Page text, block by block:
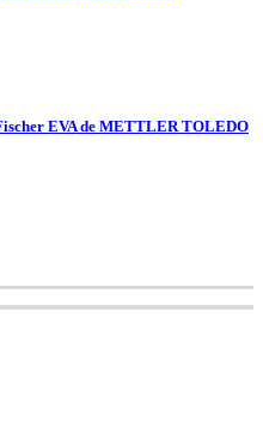
EVA de METTLER TOLEDO